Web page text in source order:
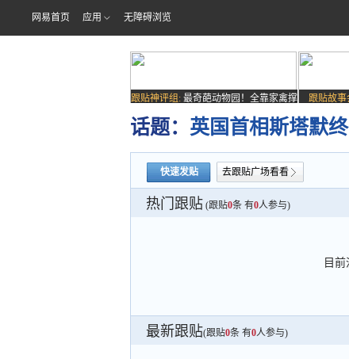
网易首页 应用 无障碍浏览
跟贴神评组: 最奇葩动物园！全靠家禽撑
场子
跟贴故事
话题： 英国首相斯塔默
快速发贴 去跟贴广场看看
热门跟贴 (跟贴0条 有0人参与)
目
最新跟贴(跟贴0条 有0人参与)